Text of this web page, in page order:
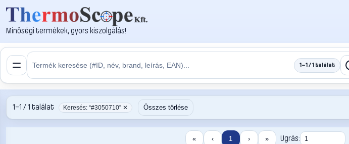
Minőségi termékek, gyors kiszolgálás!
1–1 / 1 találat
1–1 / 1 találat Keresés: “#3050710” ✕ Összes törlése
« ‹ 1 › » Ugrás: